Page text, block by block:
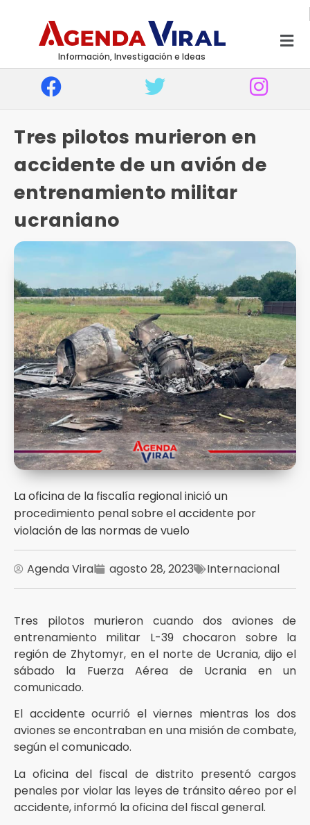
Información, Investigación e Ideas
Tres pilotos murieron en
accidente de un avión de
entrenamiento militar
ucraniano
La oficina de la fiscalía regional inició un
procedimiento penal sobre el accidente por
violación de las normas de vuelo
Agenda Viral agosto 28, 2023 Internacional
Tres pilotos murieron cuando dos aviones de
entrenamiento militar L-39 chocaron sobre la
región de Zhytomyr, en el norte de Ucrania, dijo el
sábado la Fuerza Aérea de Ucrania en un
comunicado.
El accidente ocurrió el viernes mientras los dos
aviones se encontraban en una misión de combate,
según el comunicado.
La oficina del fiscal de distrito presentó cargos
penales por violar las leyes de tránsito aéreo por el
accidente, informó la oficina del fiscal general.